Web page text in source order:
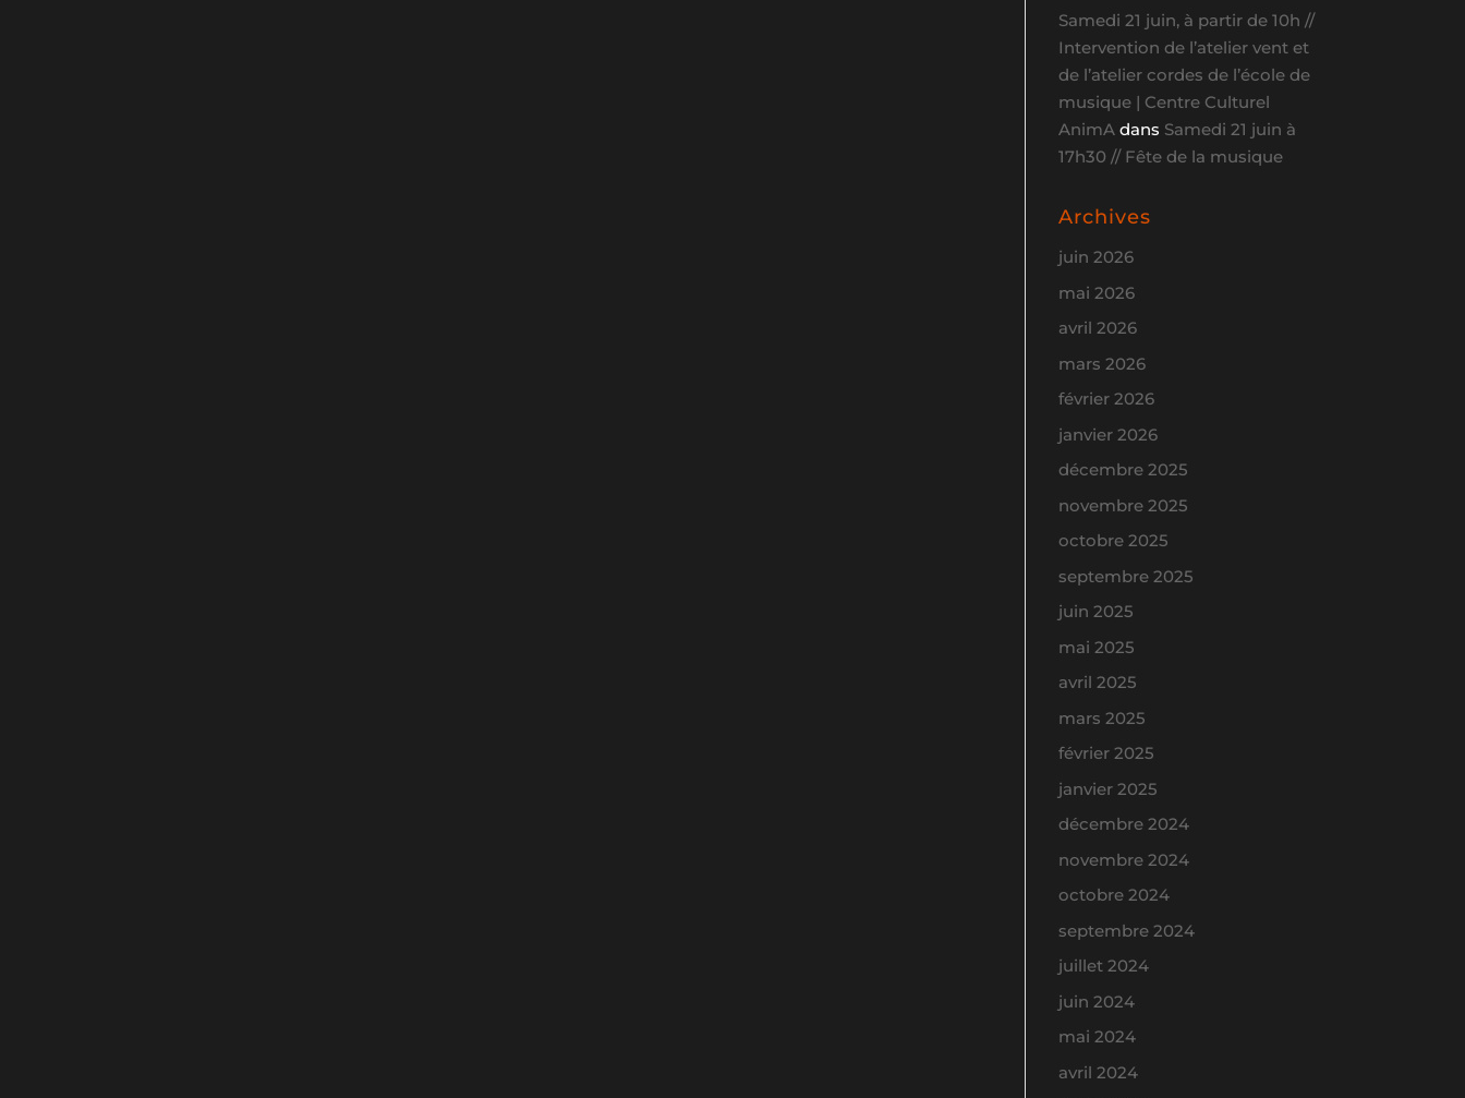
Samedi 21 juin, à partir de 10h //
Intervention de l’atelier vent et
de l’atelier cordes de l’école de
musique | Centre Culturel
AnimAdans Samedi 21 juin à
17h30 // Fête de la musique
Archives
juin 2026
mai 2026
avril 2026
mars 2026
février 2026
janvier 2026
décembre 2025
novembre 2025
octobre 2025
septembre 2025
juin 2025
mai 2025
avril 2025
mars 2025
février 2025
janvier 2025
décembre 2024
novembre 2024
octobre 2024
septembre 2024
juillet 2024
juin 2024
mai 2024
avril 2024